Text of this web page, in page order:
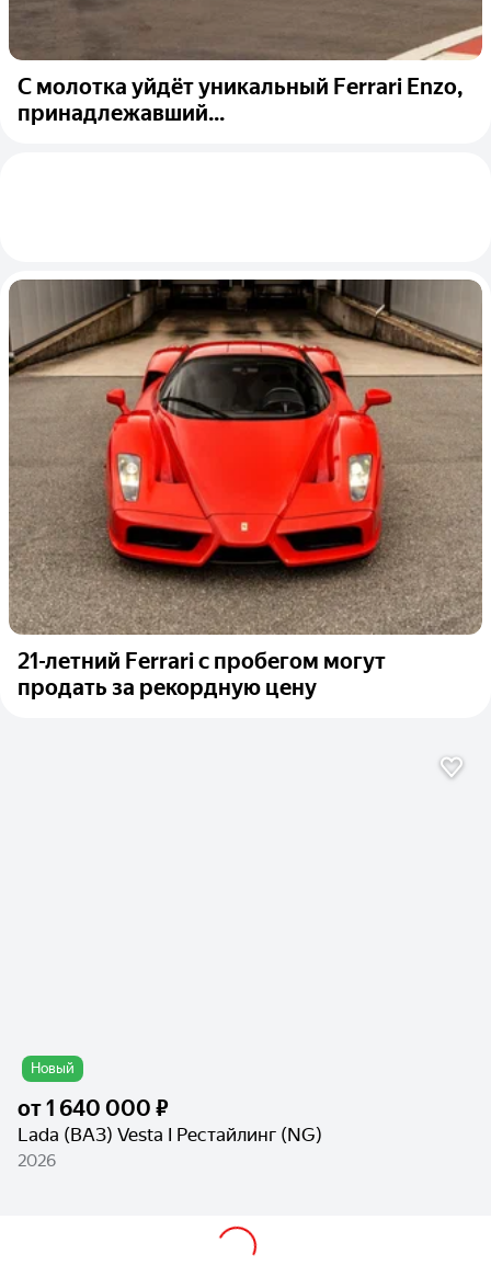
С молотка уйдёт уникальный Ferrari Enzo,
принадлежавший...
21-летний Ferrari с пробегом могут
продать за рекордную цену
Новый
от1 640 000 ₽
Lada (ВАЗ) Vesta I Рестайлинг (NG)
2026